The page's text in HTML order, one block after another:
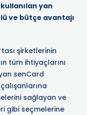
yan
ve bütçe avantajı
şirketlerinin
tüm ihtiyaçlarını
senCard
sağlayan ve
gibi seçmelerine